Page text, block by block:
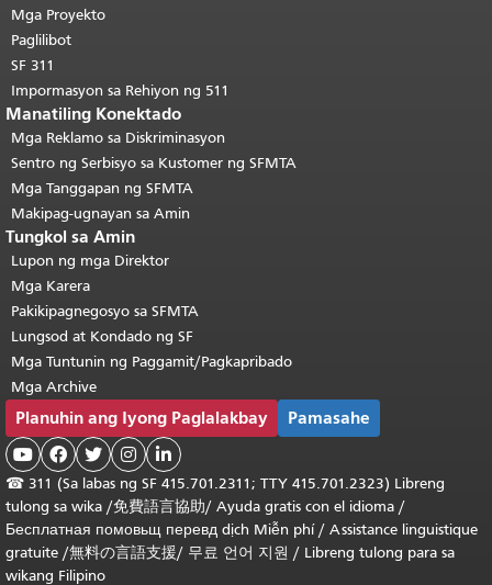
pahina.Bumalik sa tuktok ng
pangunahing nilalaman
Mga Proyekto
Paglilibot
SF 311
Impormasyon sa Rehiyon ng 511
Manatiling Konektado
Mga Reklamo sa Diskriminasyon
Sentro ng Serbisyo sa Kustomer ng SFMTA
Mga Tanggapan ng SFMTA
Makipag-ugnayan sa Amin
Tungkol sa Amin
Lupon ng mga Direktor
Mga Karera
Pakikipagnegosyo sa SFMTA
Lungsod at Kondado ng SF
Mga Tuntunin ng Paggamit/Pagkapribado
Mga Archive
Planuhin ang Iyong Paglalakbay Pamasahe
    
☎ 311 (Sa labas ng SF 415.701.2311; TTY 415.701.2323) Libreng
tulong sa wika /免費語言協助/ Ayuda gratis con el idioma /
Бесплатная помовьщ перевд dịch Miễn phí/ Assistance linguistique
gratuite /無料の言語支援/ 무료 언어 지원 / Libreng tulong para sa
wikang Filipino